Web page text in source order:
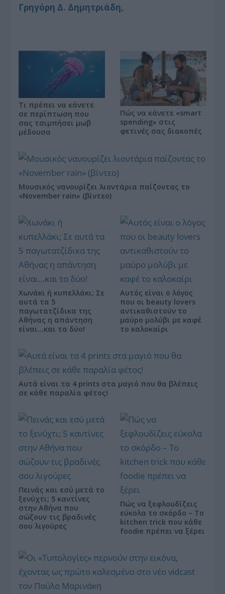
Γρηγόρη Δ. Δημητριάδη,
Τι πρέπει να κάνετε
σε περίπτωση που
σας τσιμπήσει μωβ
μέδουσα
Πώς να κάνετε «smart
spending» στις
φετινές σας διακοπές
Μουσικός νανουρίζει λιοντάρια παίζοντας το
«November rain» (βίντεο)
Χωνάκι ή κυπελλάκι; Σε
αυτά τα 5
παγωτατζίδικα της
Αθήνας η απάντηση
είναι…και τα δύο!
Αυτός είναι ο λόγος
που οι beauty lovers
αντικαθιστούν το
μαύρο μολύβι με καφέ
το καλοκαίρι
Αυτά είναι τα 4 prints στα μαγιό που θα βλέπεις
σε κάθε παραλία φέτος!
Πεινάς και εσύ μετά το
ξενύχτι; 5 καντίνες
στην Αθήνα που
σώζουν τις βραδινές
σου λιγούρες
Πώς να ξεφλουδίζεις
εύκολα το σκόρδο – Το
kitchen trick που κάθε
foodie πρέπει να ξέρει